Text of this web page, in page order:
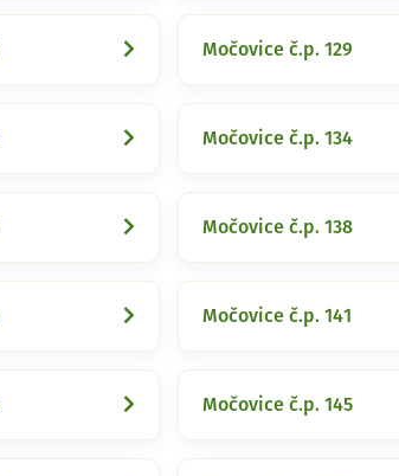
Močovice č.p. 129
Močovice č.p. 134
Močovice č.p. 138
Močovice č.p. 141
Močovice č.p. 145